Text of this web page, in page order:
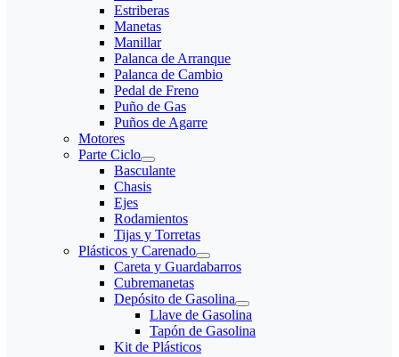
Estriberas
Manetas
Manillar
Palanca de Arranque
Palanca de Cambio
Pedal de Freno
Puño de Gas
Puños de Agarre
Motores
Parte Ciclo
Basculante
Chasis
Ejes
Rodamientos
Tijas y Torretas
Plásticos y Carenado
Careta y Guardabarros
Cubremanetas
Depósito de Gasolina
Llave de Gasolina
Tapón de Gasolina
Kit de Plásticos